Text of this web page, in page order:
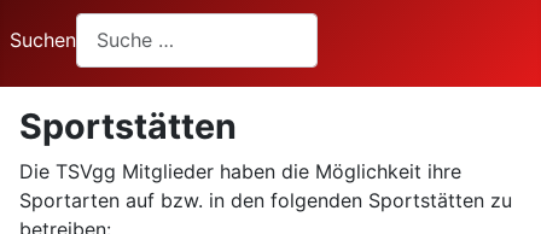
Suchen
Sportstätten
Die TSVgg Mitglieder haben die Möglichkeit ihre
Sportarten auf bzw. in den folgenden Sportstätten zu
betreiben: